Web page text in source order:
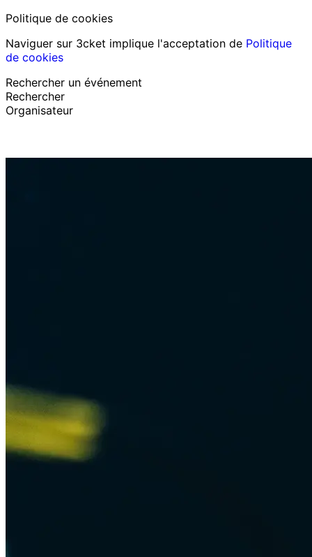
Politique de cookies
Naviguer sur 3cket implique l'acceptation de Politique
de cookies
Rechercher un événement
Rechercher
Organisateur
Français